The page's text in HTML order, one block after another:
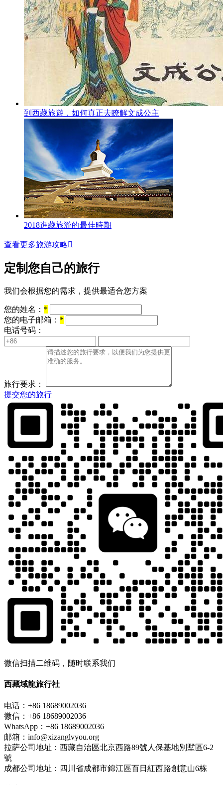
到西藏旅遊，如何真正去瞭解文成公主
2018進藏旅游的最佳時期
查看更多旅游攻略
定制您自己的旅行
我们会根据您的需求，提供最适合您方案
您的姓名： *
您的电子邮箱： *
电话号码：
旅行要求：
提交您的旅行
微信扫描二维码，随时联系我们
西藏域龍旅行社
电话：+86 18689002036
微信：+86 18689002036
WhatsApp：+86 18689002036
邮箱：info@xizanglvyou.org
拉萨公司地址：西藏自治區北京西路89號人保基地別墅區6-2
號
成都公司地址：四川省成都市錦江區百日紅西路創意山6栋